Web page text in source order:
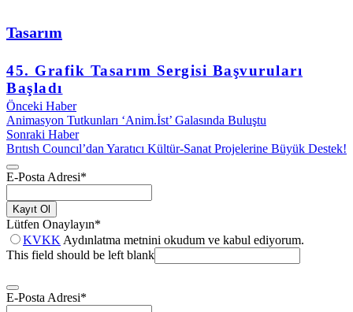
Tasarım
45. Grafik Tasarım Sergisi Başvuruları
Başladı
Önceki Haber
Animasyon Tutkunları ‘Anim.İst’ Galasında Buluştu
Sonraki Haber
Brıtısh Councıl’dan Yaratıcı Kültür-Sanat Projelerine Büyük Destek!
E-Posta Adresi*
Kayıt Ol
Lütfen Onaylayın*
KVKK Aydınlatma metnini okudum ve kabul ediyorum.
This field should be left blank
E-Posta Adresi*